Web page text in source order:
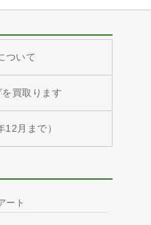
ついて
買取ります
月まで）
ート